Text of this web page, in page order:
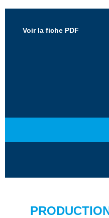
Voir la fiche PDF